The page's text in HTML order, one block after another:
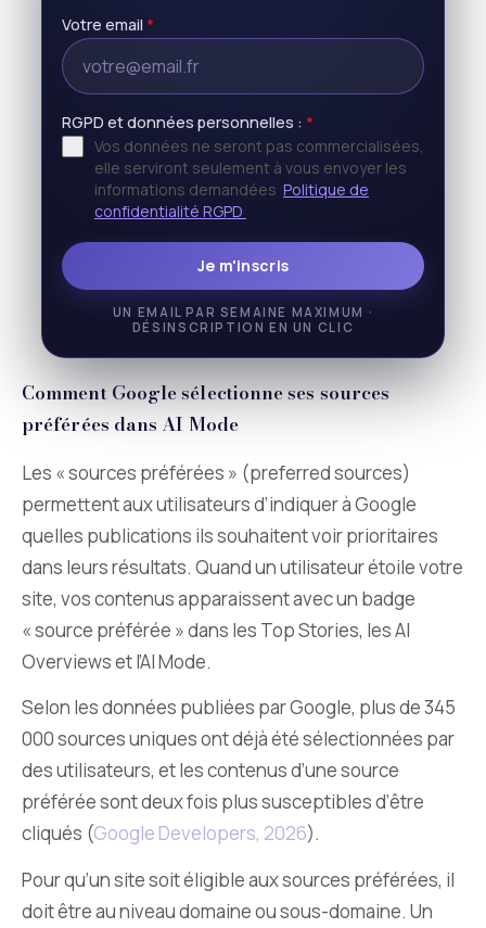
Votre email *
RGPD et données personnelles : *
Vos données ne seront pas commercialisées,
elle serviront seulement à vous envoyer les
informations demandées Politique de
confidentialité RGPD
Je m'inscris
UN EMAIL PAR SEMAINE MAXIMUM ·
DÉSINSCRIPTION EN UN CLIC
Comment Google sélectionne ses sources
préférées dans AI Mode
Les « sources préférées » (preferred sources)
permettent aux utilisateurs d’indiquer à Google
quelles publications ils souhaitent voir prioritaires
dans leurs résultats. Quand un utilisateur étoile votre
site, vos contenus apparaissent avec un badge
« source préférée » dans les Top Stories, les AI
Overviews et l’AI Mode.
Selon les données publiées par Google, plus de 345
000 sources uniques ont déjà été sélectionnées par
des utilisateurs, et les contenus d’une source
préférée sont deux fois plus susceptibles d’être
cliqués (Google Developers, 2026).
Pour qu’un site soit éligible aux sources préférées, il
doit être au niveau domaine ou sous-domaine. Un